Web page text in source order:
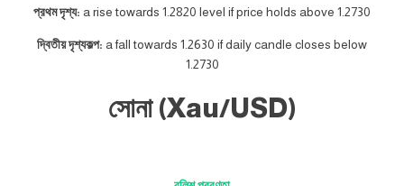
প্রথম দৃশ্য: a rise towards 1.2820 level if price holds above 1.2730
দ্বিতীয় দৃশ্যকল্প: a fall towards 1.2630 if daily candle closes below
1.2730
সোনা (Xau/USD)